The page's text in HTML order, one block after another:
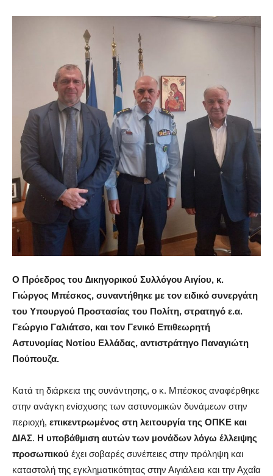
Ο Πρόεδρος του ∆ικηγορικού Συλλόγου Αιγίου, κ.
Γιώργος Μπέσκος, συναντήθηκε µε τον ειδικό συνεργάτη
του Υπουργού Προστασίας του Πολίτη, στρατηγό ε.α.
Γεώργιο Γαλιάτσο, και τον Γενικό Επιθεωρητή
Αστυνοµίας Νοτίου Ελλάδας, αντιστράτηγο Παναγιώτη
Πούπουζα.
Κατά τη διάρκεια της συνάντησης, ο κ. Μπέσκος αναφέρθηκε
στην ανάγκη ενίσχυσης των αστυνοµικών δυνάµεων στην
περιοχή, επικεντρωµένος στη λειτουργία της ΟΠΚΕ και
∆ΙΑΣ. Η υποβάθµιση αυτών των µονάδων λόγω έλλειψης
προσωπικού έχει σοβαρές συνέπειες στην πρόληψη και
καταστολή της εγκληµατικότητας στην Αιγιάλεια και την Αχαΐα